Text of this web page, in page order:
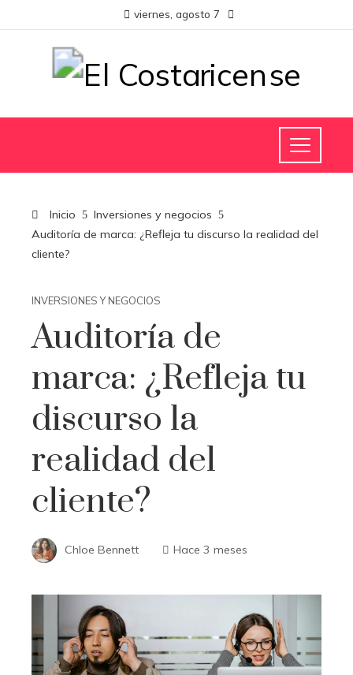
viernes, agosto 7
Inicio
Inversiones y negocios
Auditoría de marca: ¿Refleja tu discurso la realidad del
cliente?
INVERSIONES Y NEGOCIOS
Auditoría de
marca: ¿Refleja tu
discurso la
realidad del
cliente?
Chloe Bennett Hace 3 meses